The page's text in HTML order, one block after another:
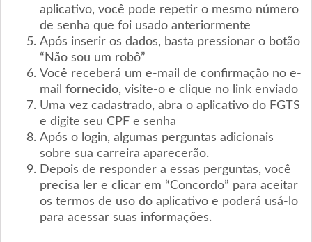
aplicativo, você pode repetir o mesmo número
de senha que foi usado anteriormente
Após inserir os dados, basta pressionar o botão
“Não sou um robô”
Você receberá um e-mail de confirmação no e-
mail fornecido, visite-o e clique no link enviado
Uma vez cadastrado, abra o aplicativo do FGTS
e digite seu CPF e senha
Após o login, algumas perguntas adicionais
sobre sua carreira aparecerão.
Depois de responder a essas perguntas, você
precisa ler e clicar em “Concordo” para aceitar
os termos de uso do aplicativo e poderá usá-lo
para acessar suas informações.